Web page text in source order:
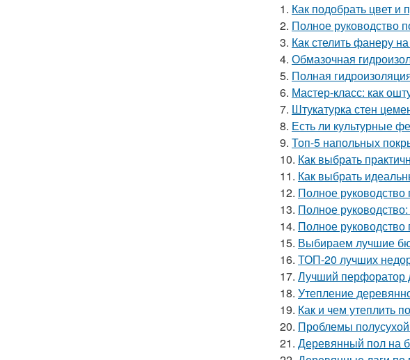
1. Как подобрать цвет
2. Полное руководство
3. Как стелить фанеру
4. Обмазочная
5. Полная
6. Мастер-класс: как
7. Штукатурка стен
8. Есть ли культурные
9. Топ-5 напольных
10. Как выбрать
11. Как выбрать
12. Полное
13. Полное
14. Полное руководство
15. Выбираем лучшие
16. ТОП-20 лучших
17. Лучший перфоратор
18. Утепление
19. Как и чем утеплить
20. Проблемы
21. Деревянный пол на